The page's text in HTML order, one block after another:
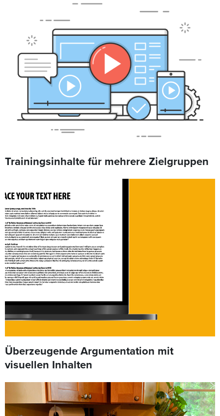
Trainingsinhalte für mehrere Zielgruppen
Überzeugende Argumentation mit
visuellen Inhalten